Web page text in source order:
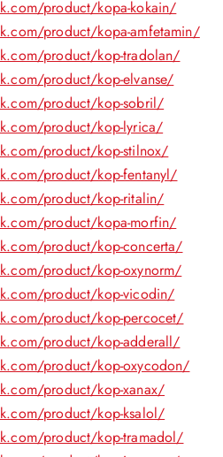
product/kopa-kokain/
product/kopa-amfetamin/
product/kop-tradolan/
product/kop-elvanse/
product/kop-sobril/
product/kop-lyrica/
product/kop-stilnox/
product/kop-fentanyl/
product/kop-ritalin/
product/kopa-morfin/
product/kop-concerta/
product/kop-oxynorm/
product/kop-vicodin/
product/kop-percocet/
product/kop-adderall/
product/kop-oxycodon/
product/kop-xanax/
product/kop-ksalol/
product/kop-tramadol/